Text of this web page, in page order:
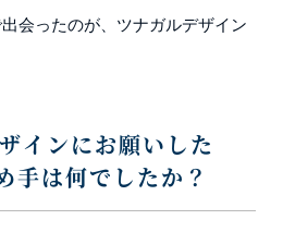
会ったのが、ツナガルデザイン
インにお願いした
手は何でしたか？